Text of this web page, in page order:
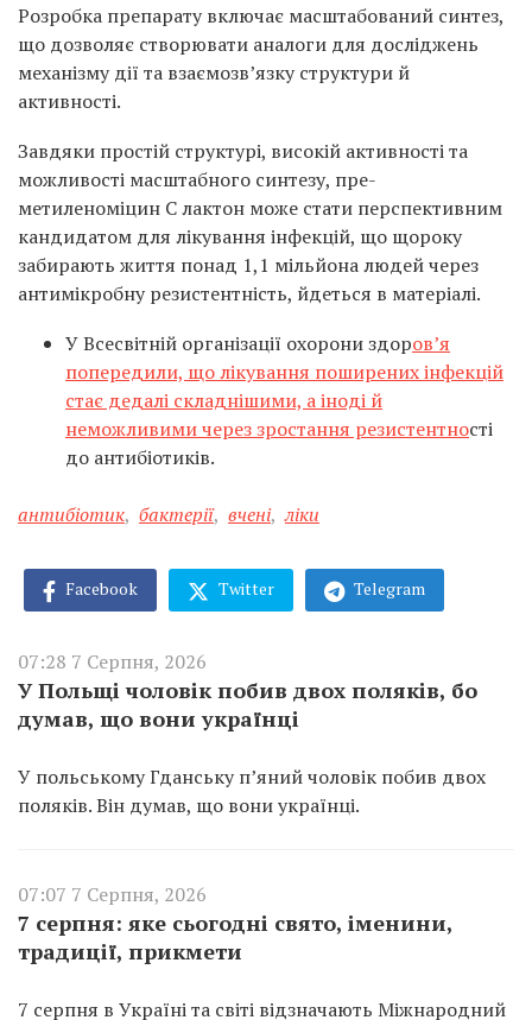
Розробка препарату включає масштабований синтез,
що дозволяє створювати аналоги для досліджень
механізму дії та взаємозв’язку структури й
активності.
Завдяки простій структурі, високій активності та
можливості масштабного синтезу, пре-
метиленоміцин С лактон може стати перспективним
кандидатом для лікування інфекцій, що щороку
забирають життя понад 1,1 мільйона людей через
антимікробну резистентність, йдеться в матеріалі.
У Всесвітній організації охорони здоров’я
попередили, що лікування поширених інфекцій
стає дедалі складнішими, а іноді й
неможливими через зростання резистентності
до антибіотиків.
антибіотик, бактерії, вчені, ліки
Facebook Twitter Telegram
07:28 7 Серпня, 2026
У Польщі чоловік побив двох поляків, бо
думав, що вони українці
У польському Гданську п’яний чоловік побив двох
поляків. Він думав, що вони українці.
07:07 7 Серпня, 2026
7 серпня: яке сьогодні свято, іменини,
традиції, прикмети
7 серпня в Україні та світі відзначають Міжнародний